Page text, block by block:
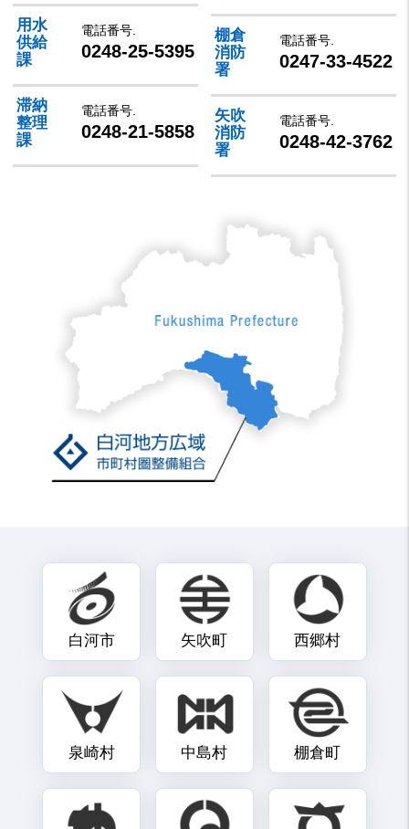
用水
供給
課
電話番号.
0248-25-5395
滞納
整理
課
電話番号.
0248-21-5858
棚倉
消防
署
電話番号.
0247-33-4522
矢吹
消防
署
電話番号.
0248-42-3762
白河市 矢吹町 西郷村
泉崎村 中島村 棚倉町